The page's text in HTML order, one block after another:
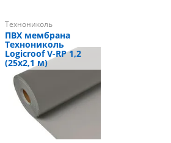
Технониколь
ПВХ мембрана
Технониколь
Logicroof V-RP 1,2
(25х2,1 м)